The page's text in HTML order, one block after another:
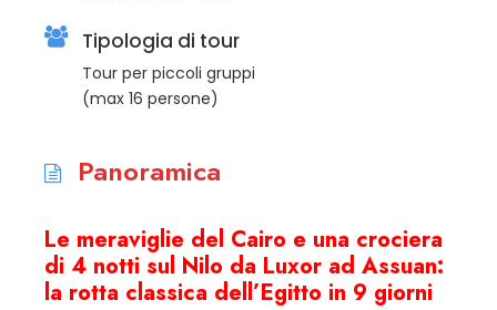
Tipologia di tour
Tour per piccoli gruppi
(max 16 persone)
Panoramica
Le meraviglie del Cairo e una crociera
di 4 notti sul Nilo da Luxor ad Assuan:
la rotta classica dell’Egitto in 9 giorni